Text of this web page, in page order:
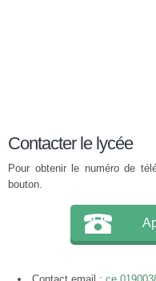
Contacter le lycée
Pour obtenir le numéro de
bouton.